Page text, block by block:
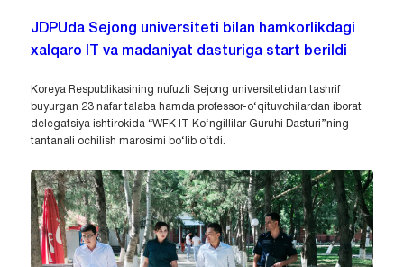
JDPUda Sejong universiteti bilan hamkorlikdagi
xalqaro IT va madaniyat dasturiga start berildi
Koreya Respublikasining nufuzli Sejong universitetidan tashrif
buyurgan 23 nafar talaba hamda professor-o‘qituvchilardan iborat
delegatsiya ishtirokida “WFK IT Ko‘ngillilar Guruhi Dasturi”ning
tantanali ochilish marosimi bo‘lib o‘tdi.